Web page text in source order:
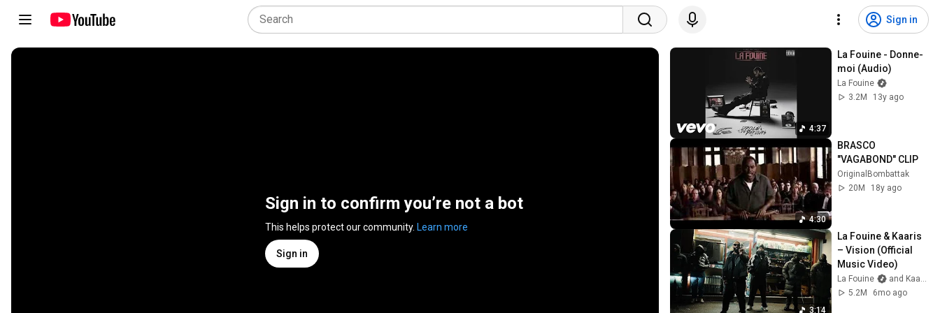
Sign in
Sign in to confirm you’re not a bot
This helps protect our community. Learn more
Sign in
4:37
La Fouine - Donne-
moi (Audio)
La Fouine
3.2M
13y ago
4:30
BRASCO
"VAGABOND" CLIP
OriginalBombattak
20M
18y ago
3:14
La Fouine & Kaaris
– Vision (Official
Music Video)
La Fouine
and Kaaris
5.2M
6mo ago